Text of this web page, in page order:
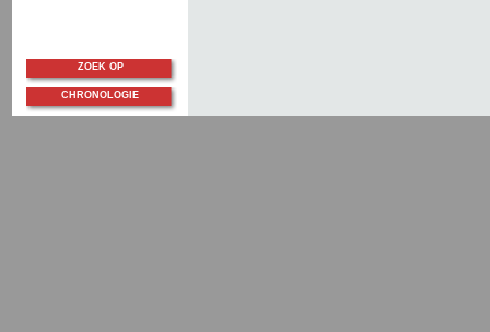
ZOEK OP
CHRONOLOGIE